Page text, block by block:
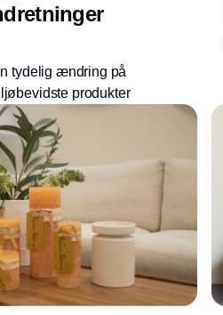
tydelig ændring på
produkter